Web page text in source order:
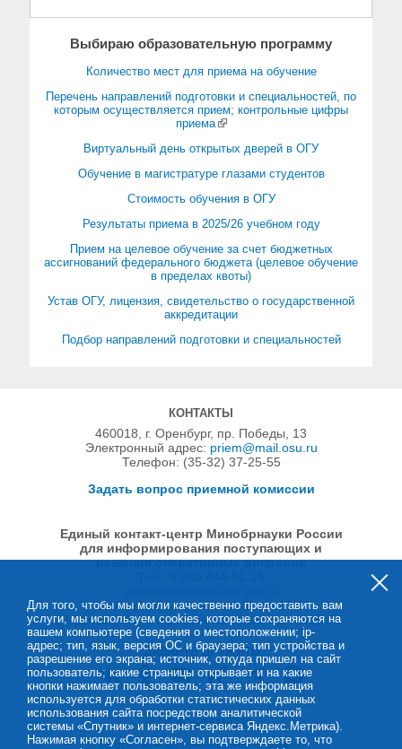
Выбираю образовательную программу
Количество мест для приема на обучение
Перечень направлений подготовки и специальностей, по
которым осуществляется прием; контрольные цифры
приема
Виртуальный день открытых дверей в ОГУ
Обучение в магистратуре глазами студентов
Стоимость обучения в ОГУ
Результаты приема в 2025/26 учебном году
Прием на целевое обучение за счет бюджетных
ассигнований федерального бюджета (целевое обучение
в пределах квоты)
Устав ОГУ, лицензия, свидетельство о государственной
аккредитации
Подбор направлений подготовки и специальностей
Для того, чтобы мы могли качественно предоставить вам
услуги, мы используем cookies, которые сохраняются на
вашем компьютере (сведения о местоположении; ip-
адрес; тип, язык, версия ОС и браузера; тип устройства и
разрешение его экрана; источник, откуда пришел на сайт
пользователь; какие страницы открывает и на какие
кнопки нажимает пользователь; эта же информация
используется для обработки статистических данных
использования сайта посредством аналитической
системы «Спутник» и интернет-сервиса Яндекс.Метрика).
Нажимая кнопку «Согласен», вы подтверждаете то, что
КОНТАКТЫ
460018, г. Оренбург, пр. Победы, 13
Электронный адрес: priem@mail.osu.ru
Телефон: (35-32) 37-25-55
Задать вопрос приемной комиссии
Единый контакт-центр Минобрнауки России
для информирования поступающих и
решения оперативных вопросов
Режим работы: пн–пт с 9:00 до 20:00
(круглосуточно с 1 июня по 30 ноября 2026 г.)
ДАВАЙТЕ ДРУЖИТЬ
КАК ДОБРАТЬСЯ?
Добраться до университетаможно